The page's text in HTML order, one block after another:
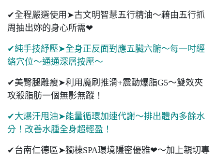
✔全程嚴選使用➤古文明智慧五行精油～藉由五行抓
周抽出妳的身心所需❤
✔純手技紓壓➤全身正反面對應五臟六腑～每一吋經
絡穴位～通通深層按壓～
✔美臀腿雕瘦➤利用魔刷推滑+震動爆脂G5～雙效夾
攻殺脂肪一個無影無蹤！
✔大爆汗甩油➤能量循環加速代謝～排出體內多餘水
分！改善水腫全身超輕盈！
✔台南仁德區➤獨棟SPA環境隱密優雅❤～加上親切專